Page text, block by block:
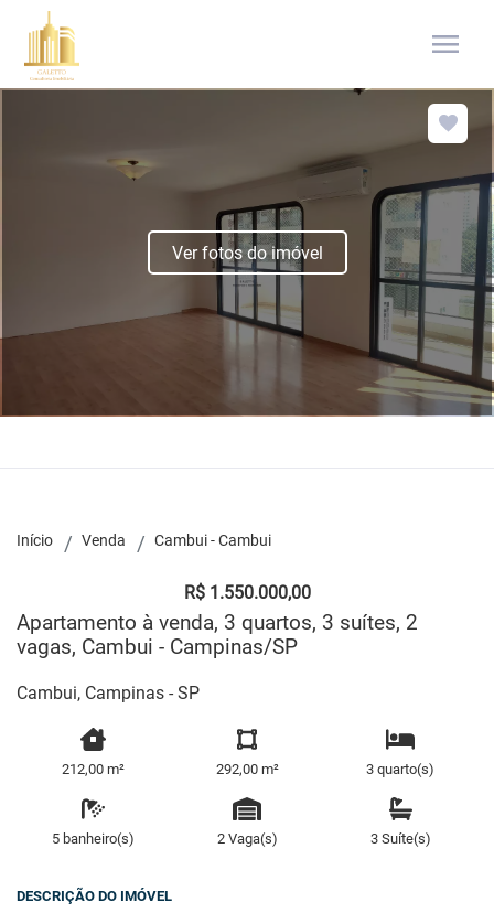
menu
Ver fotos do imóvel
Início Venda Cambui - Cambui
R$ 1.550.000,00
Apartamento à venda, 3 quartos, 3 suítes, 2
vagas, Cambui - Campinas/SP
Cambui, Campinas - SP
212,00 m² 292,00 m² 3 quarto(s)
5 banheiro(s) 2 Vaga(s) 3 Suíte(s)
DESCRIÇÃO DO IMÓVEL